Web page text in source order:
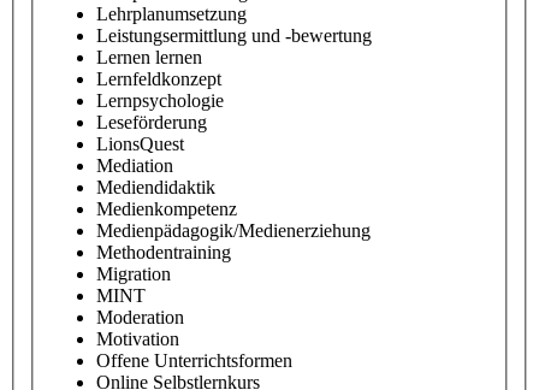
Lehrplanumsetzung
Leistungsermittlung und -bewertung
Lernen lernen
Lernfeldkonzept
Lernpsychologie
Leseförderung
LionsQuest
Mediation
Mediendidaktik
Medienkompetenz
Medienpädagogik/Medienerziehung
Methodentraining
Migration
MINT
Moderation
Motivation
Offene Unterrichtsformen
Online Selbstlernkurs